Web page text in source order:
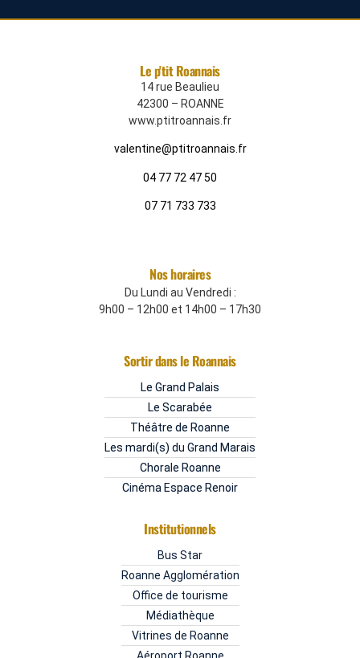
Le p'tit Roannais
14 rue Beaulieu
42300 – ROANNE
www.ptitroannais.fr
valentine@ptitroannais.fr
04 77 72 47 50
07 71 733 733
Nos horaires
Du Lundi au Vendredi :
9h00 – 12h00 et 14h00 – 17h30
Sortir dans le Roannais
Le Grand Palais
Le Scarabée
Théâtre de Roanne
Les mardi(s) du Grand Marais
Chorale Roanne
Cinéma Espace Renoir
Institutionnels
Bus Star
Roanne Agglomération
Office de tourisme
Médiathèque
Vitrines de Roanne
Aéroport Roanne